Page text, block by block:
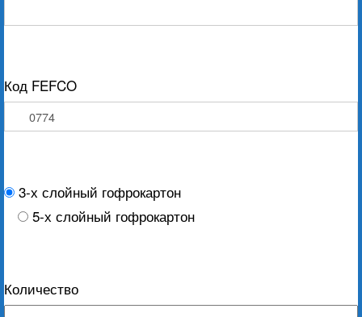
Код FEFCO
3-х слойный гофрокартон
5-х слойный гофрокартон
Количество